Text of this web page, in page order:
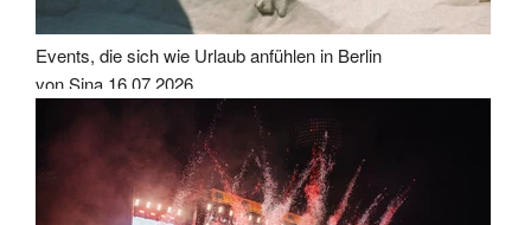
Events, die sich wie Urlaub anfühlen in Berlin
von Sina 16.07.2026